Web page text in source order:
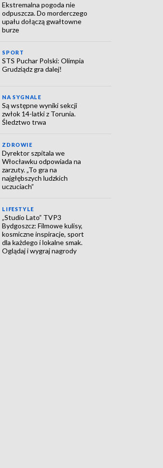
Ekstremalna pogoda nie
odpuszcza. Do morderczego
upału dołączą gwałtowne
burze
SPORT
STS Puchar Polski: Olimpia
Grudziądz gra dalej!
NA SYGNALE
Są wstępne wyniki sekcji
zwłok 14-latki z Torunia.
Śledztwo trwa
ZDROWIE
Dyrektor szpitala we
Włocławku odpowiada na
zarzuty. „To gra na
najgłębszych ludzkich
uczuciach”
LIFESTYLE
„Studio Lato” TVP3
Bydgoszcz: Filmowe kulisy,
kosmiczne inspiracje, sport
dla każdego i lokalne smak.
Oglądaj i wygraj nagrody